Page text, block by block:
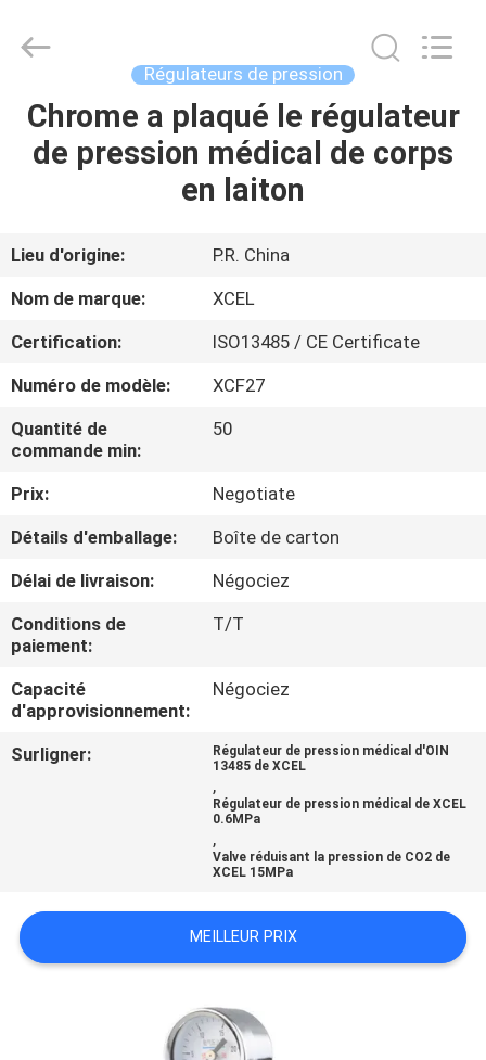
MAISON
AU
SUJET
DE
VISITE
CONTRÔLE
DE
QUALITÉ
CONTACTEZ-
NOUS
PLAN
DU
Solutions
Rights
Reserved.
Régulateurs de pression
Chrome a plaqué le régulateur
de pression médical de corps
en laiton
Lieu d'origine:
P.R. China
Nom de marque:
XCEL
Certification:
ISO13485 / CE Certificate
Numéro de modèle:
XCF27
Quantité de
commande min:
50
Prix:
Negotiate
Détails d'emballage:
Boîte de carton
Délai de livraison:
Négociez
Conditions de
paiement:
T/T
Capacité
d'approvisionnement:
Négociez
Surligner:
Régulateur de pression médical d'OIN
13485 de XCEL
,
Régulateur de pression médical de XCEL
0.6MPa
,
Valve réduisant la pression de CO2 de
XCEL 15MPa
MEILLEUR PRIX